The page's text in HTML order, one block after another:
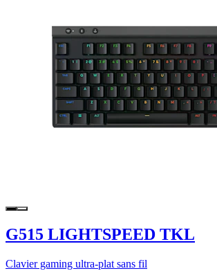
G515 LIGHTSPEED TKL
Clavier gaming ultra-plat sans fil